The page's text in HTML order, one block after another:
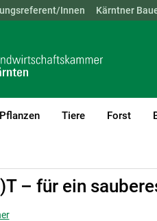
BGLD KTN NÖ OÖ
Innen Kärntner
Pflanzen Tiere Forst
– für ein